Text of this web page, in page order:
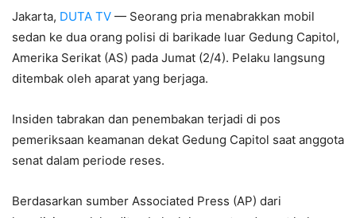
Jakarta, DUTA TV — Seorang pria menabrakkan mobil
sedan ke dua orang polisi di barikade luar Gedung Capitol,
Amerika Serikat (AS) pada Jumat (2/4). Pelaku langsung
ditembak oleh aparat yang berjaga.
Insiden tabrakan dan penembakan terjadi di pos
pemeriksaan keamanan dekat Gedung Capitol saat anggota
senat dalam periode reses.
Berdasarkan sumber Associated Press (AP) dari